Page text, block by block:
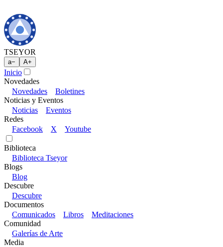
TSEYOR
a− A+
Inicio
Novedades
Novedades
Boletines
Noticias y Eventos
Noticias
Eventos
Redes
Facebook
X Youtube
Biblioteca
Biblioteca Tseyor
Blogs
Blog
Descubre
Descubre
Documentos
Comunicados
Libros
Meditaciones
Comunidad
Galerías de Arte
Media